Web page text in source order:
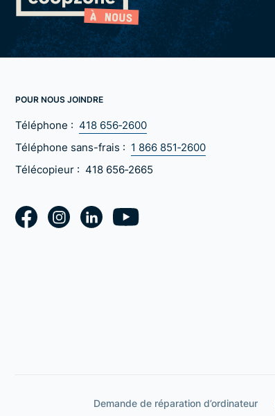
POUR NOUS JOINDRE
Téléphone : 418 656‑2600
Téléphone sans-frais : 1 866 851‑2600
Télécopieur : 418 656‑2665
Demande de réparation d’ordinateur